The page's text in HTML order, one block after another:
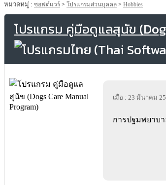
หมวดหมู่ : ซอฟต์แวร์ > โปรแกรมส่วนบุคคล > Hobbies
โปรแกรม คู่มือดูแลสุนัข
เมื่อ : 23 มีนาคม
การปฐมพยาบ